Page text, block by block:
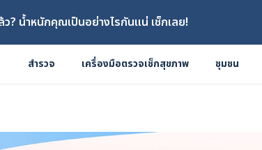
? น้ำหนักคุณเป็นอย่างไรกันแน่ เช็กเลย!
สำรวจ เครื่องมือตรวจเช็กสุขภาพ ชุมชน